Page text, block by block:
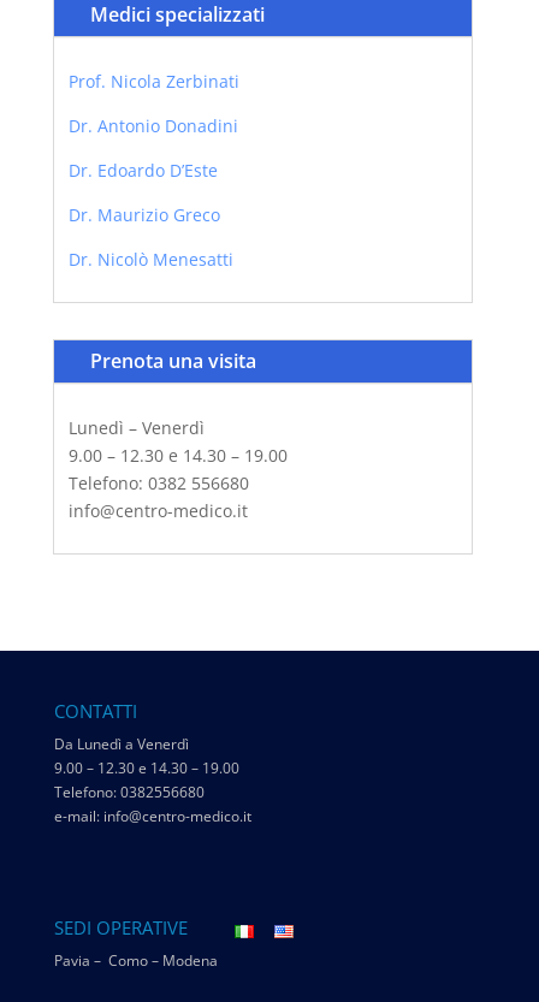
Medici specializzati
Prof. Nicola Zerbinati
Dr. Antonio Donadini
Dr. Edoardo D’Este
Dr. Maurizio Greco
Dr. Nicolò Menesatti
Prenota una visita
Lunedì – Venerdì
9.00 – 12.30 e 14.30 – 19.00
Telefono: 0382 556680
info@centro-medico.it
CONTATTI
Da Lunedì a Venerdì
9.00 – 12.30 e 14.30 – 19.00
Telefono: 0382556680
e-mail: info@centro-medico.it
SEDI OPERATIVE
Pavia – Como – Modena